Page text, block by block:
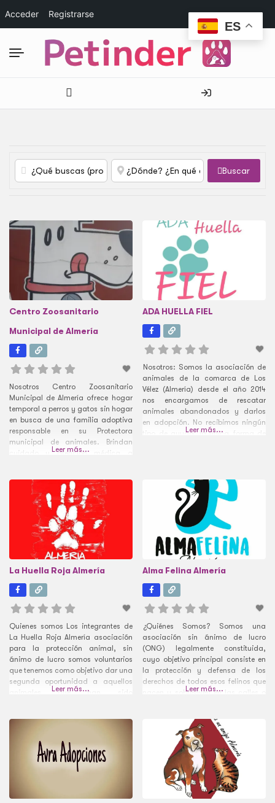
Acceder Registrarse
Buscar
Centro Zoosanitario
Municipal de Almería
Nosotros Centro Zoosanitario
Municipal de Almería ofrece hogar
temporal a perros y gatos sin hogar
en busca de una familia adoptiva
responsable en su Protectora
municipal de animales. Brindan
cuidado y atención médica a
esfuerzo para fomentar
la adopción de animales en la zona
de Alhama de Almería en Almería y
reducir el abandono de animales.
Leer más...
ADA HUELLA FIEL
Nosotros: Somos la asociación de
animales de la comarca de Los
Vélez (Almería) desde el año 2014
nos encargamos de rescatar
animales abandonados y darlos
en adopción. No recibimos ningún
tipo de ayuda, la única forma de
frente a las facturas veterinarias, a
los gastos
Leer más...
La Huella Roja Almería
Quienes somos Los integrantes de
La Huella Roja Almería asociación
para la protección animal, sin
ánimo de lucro somos voluntarios
que tenemos como objetivo dar una
segunda oportunidad a aquellos
animales que han sido
familia que pueda hacerse cargo
de forma responsable, realizando
un seguimiento
Leer más...
Alma Felina Almería
¿Quiénes Somos? Somos una
asociación sin ánimo de lucro
(ONG) legalmente constituida,
cuyo objetivo principal consiste en
la protección y defensa de los
derechos de todos esos felinos que
nacen y sobreviven en las calles o
rescate y recuperación de los gatos
hasta que son dados en adopción.
Leer más...
ES